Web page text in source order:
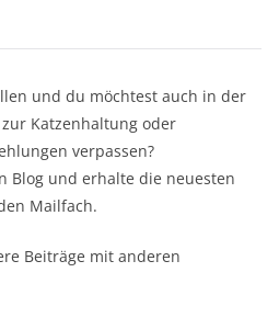
und du möchtest auch in der
Katzenhaltung oder
verpassen?
Blog und erhalte die neuesten
Mailfach.
Beiträge mit anderen